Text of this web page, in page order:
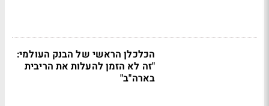
הכלכלן הראשי של הבנק העולמי:
"זה לא הזמן להעלות את הריבית
בארה"ב"